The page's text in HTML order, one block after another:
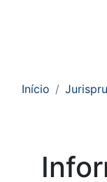
Início